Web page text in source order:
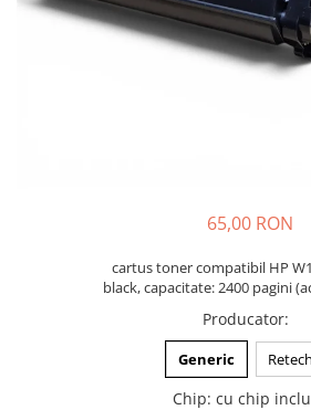
65,00 RON
cartus toner compatibil HP
black, capacitate: 2400 pagini
Producator:
Generic Retech
Chip: cu chip